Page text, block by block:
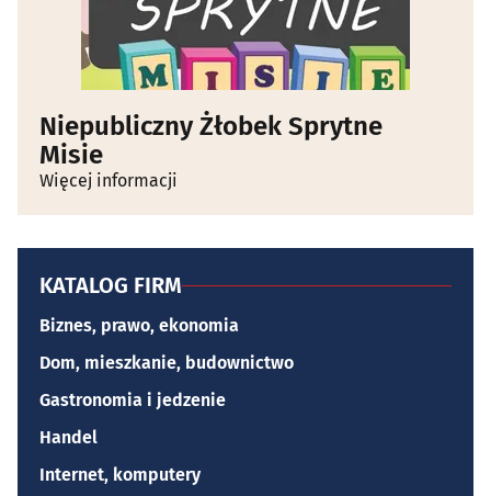
Niepubliczny Żłobek Sprytne
Misie
Więcej informacji
KATALOG FIRM
Biznes, prawo, ekonomia
Dom, mieszkanie, budownictwo
Gastronomia i jedzenie
Handel
Internet, komputery